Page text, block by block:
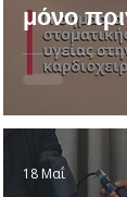
μόνο
το
18 Μαΐ